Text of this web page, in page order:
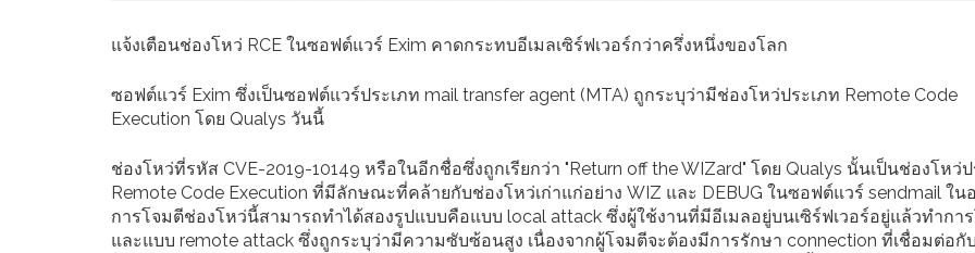
แจ้งเตือนช่องโหว่ RCE ในซอฟต์แวร์ Exim คาดกระทบอีเมลเซิร์ฟเวอร์กว่าครึ่งหนึ่งของโลก
ซอฟต์แวร์ Exim ซึ่งเป็นซอฟต์แวร์ประเภท mail transfer agent (MTA) ถูกระบุว่ามีช่องโหว่ประเภท Remote Code
Execution โดย Qualys วันนี้
ช่องโหว่ที่รหัส CVE-2019-10149 หรือในอีกชื่อซึ่งถูกเรียกว่า "Return off the WIZard" โดย Qualys นั้นเป็นช่องโหว่ป
Remote Code Execution ที่มีลักษณะที่คล้ายกับช่องโหว่เก่าแก่อย่าง WIZ และ DEBUG ในซอฟต์แวร์ sendmail ใน
การโจมตีช่องโหว่นี้สามารถทำได้สองรูปแบบคือแบบ local attack ซึ่งผู้ใช้งานที่มีอีเมลอยู่บนเซิร์ฟเวอร์อยู่แล้วทำกา
และแบบ remote attack ซึ่งถูกระบุว่ามีความซับซ้อนสูง เนื่องจากผู้โจมตีจะต้องมีการรักษา connection ที่เชื่อมต่อกับ